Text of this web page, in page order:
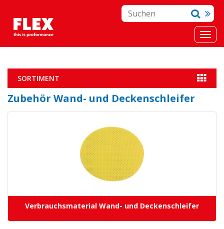
SORTIMENT
Zubehör Wand- und Deckenschleifer
Verbrauchsmaterial Wand- und Deckenschleifer